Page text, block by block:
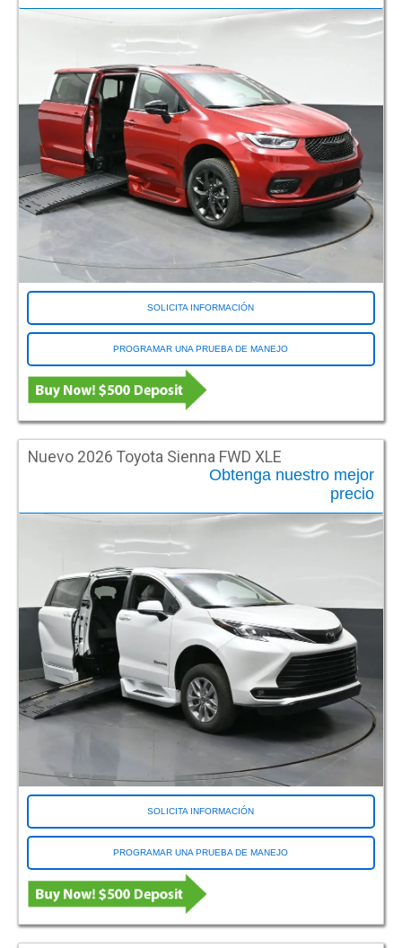
SOLICITA INFORMACIÓN
PROGRAMAR UNA PRUEBA DE MANEJO
Nuevo 2026 Toyota Sienna FWD XLE
Obtenga nuestro mejor
precio
SOLICITA INFORMACIÓN
PROGRAMAR UNA PRUEBA DE MANEJO